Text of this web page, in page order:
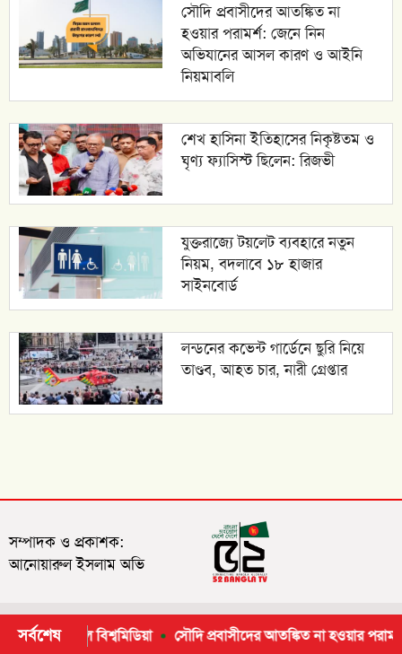
সর্বশেষ
যা লিখল বিশ্বমিডিয়া সৌদি প্রবাসীদের আতঙ্কিত না হওয়ার
সৌদি প্রবাসীদের আতঙ্কিত না
হওয়ার পরামর্শ: জেনে নিন
অভিযানের আসল কারণ ও আইনি
নিয়মাবলি
শেখ হাসিনা ইতিহাসের নিকৃষ্টতম ও
ঘৃণ্য ফ্যাসিস্ট ছিলেন: রিজভী
যুক্তরাজ্যে টয়লেট ব্যবহারে নতুন
নিয়ম, বদলাবে ১৮ হাজার
সাইনবোর্ড
লন্ডনের কভেন্ট গার্ডেনে ছুরি নিয়ে
তাণ্ডব, আহত চার, নারী গ্রেপ্তার
সম্পাদক ও প্রকাশক:
আনোয়ারুল ইসলাম অভি